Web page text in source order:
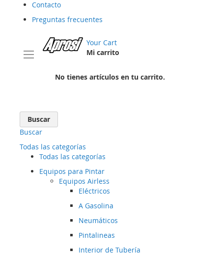
Contacto
Preguntas frecuentes
Your Cart
Mi carrito
No tienes artículos en tu carrito.
Buscar
Buscar
Todas las categorías
Todas las categorías
Equipos para Pintar
Equipos Airless
Eléctricos
A Gasolina
Neumáticos
Pintalineas
Interior de Tubería